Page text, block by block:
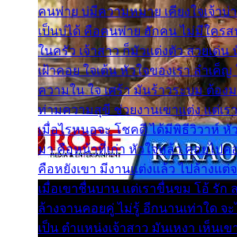
คนพ่าย บ่มีความหมาย เคียงใจเจ้าบ่า
เป็นบ่ได้ คือคนพ่าย ฮักคน ไม่มีใครส
ในครัว เจ้าสาว ก็มัวแต่งตัว สวยเด่น
เฝ้าคอย ใจเต้น หัวใจของเรา ลำเค็
ความใน ใจ เศร้า มันร้าวระบม ต้อง
ท่ามความสุขี ช่วยงานเขาแต่ง แต่เร
เมื่อไรหนอจะ โชคดี ได้มีพิธีวิวาห์ หั
มา คือหน้าที่เก่า หัวใจหล้า คอยไปค
คือหยังเขา มีงานแต่งแล้ว ไปล้างแต่
เมื่อเขาชื่นบาน แต่เราขื่นขม โอ้ รัก
ล้างจานคอยคู่ ไม่รู้ อีกนานเท่าใด จ
เป็น ตำแหน่งเจ้าสาว มันเหงา เห็น